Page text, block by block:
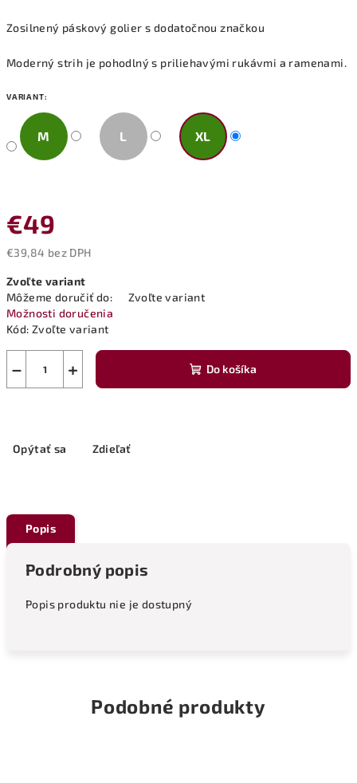
Zosilnený páskový golier s dodatočnou značkou
Moderný strih je pohodlný s priliehavými rukávmi a ramenami.
VARIANT:
M L XL
€49
€39,84 bez DPH
cena:
Zvoľte variant
Môžeme doručiť do:
Zvoľte variant
Možnosti doručenia
Kód: Zvoľte variant
+
− Do košíka
Opýtať sa Zdieľať
Popis
Podrobný popis
Popis produktu nie je dostupný
Podobné produkty